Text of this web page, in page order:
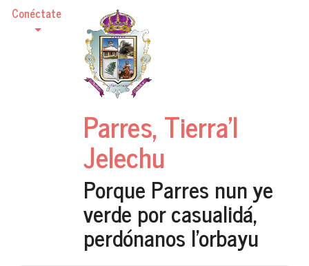
Conéctate
Parres, Tierra'l
Jelechu
Porque Parres nun ye
verde por casualidá,
perdónanos l'orbayu